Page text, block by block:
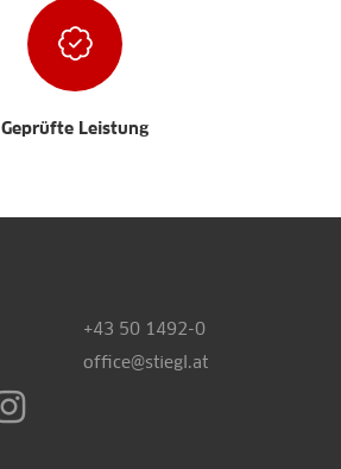
Geprüfte Leistung
+43 50 1492-0
office@stiegl.at